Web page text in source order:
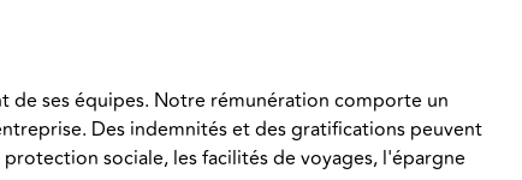
de ses équipes. Notre rémunération comporte un
Des indemnités et des gratifications peuvent
sociale, les facilités de voyages, l'épargne